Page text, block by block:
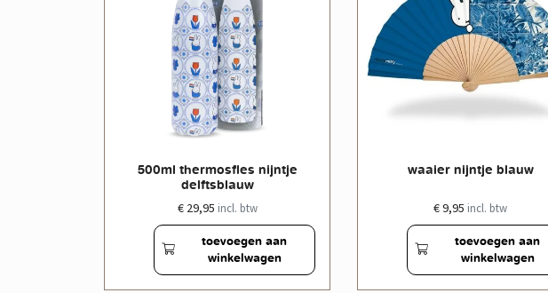
500ml thermosfles nijntje
delftsblauw
€ 29,95 incl. btw
toevoegen aan
winkelwagen
waaier nijntje blauw
€ 9,95 incl. btw
toevoegen aan
winkelwagen